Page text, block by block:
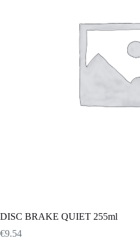
DISC BRAKE QUIET 255ml
€9.54